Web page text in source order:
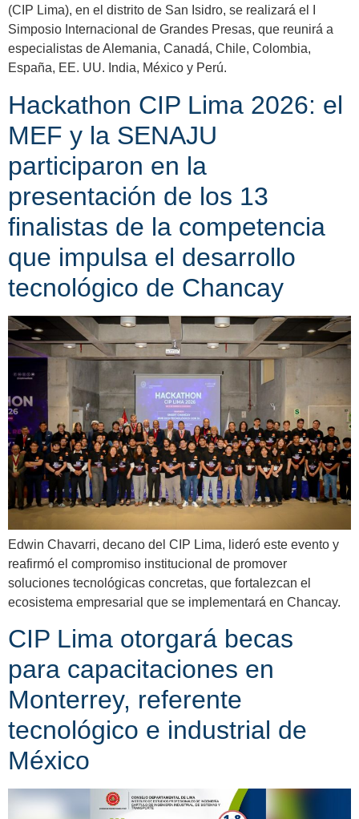
(CIP Lima), en el distrito de San Isidro, se realizará el I
Simposio Internacional de Grandes Presas, que reunirá a
especialistas de Alemania, Canadá, Chile, Colombia,
España, EE. UU. India, México y Perú.
Hackathon CIP Lima 2026: el
MEF y la SENAJU
participaron en la
presentación de los 13
finalistas de la competencia
que impulsa el desarrollo
tecnológico de Chancay
Edwin Chavarri, decano del CIP Lima, lideró este evento y
reafirmó el compromiso institucional de promover
soluciones tecnológicas concretas, que fortalezcan el
ecosistema empresarial que se implementará en Chancay.
CIP Lima otorgará becas
para capacitaciones en
Monterrey, referente
tecnológico e industrial de
México